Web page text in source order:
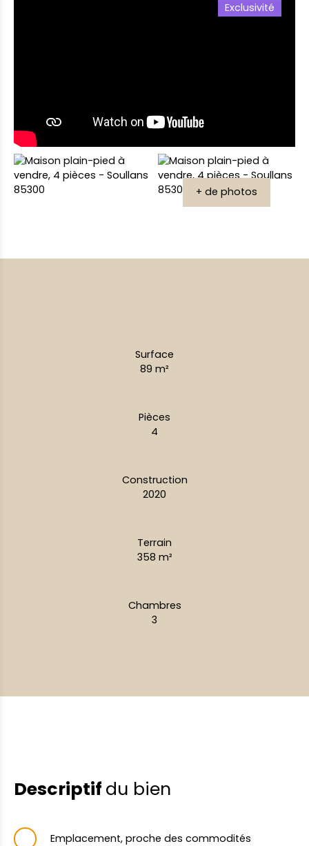
Exclusivité
+ de photos
Surface
89 m²
Pièces
4
Construction
2020
Terrain
358 m²
Chambres
3
Descriptif du bien
Emplacement, proche des commodités